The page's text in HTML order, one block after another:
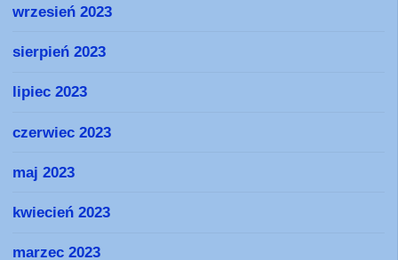
wrzesień 2023
sierpień 2023
lipiec 2023
czerwiec 2023
maj 2023
kwiecień 2023
marzec 2023